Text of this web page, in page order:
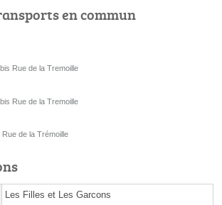
en commun
Rue de la Tremoille
Rue de la Tremoille
de la Trémoille
Les Filles et Les Garcons